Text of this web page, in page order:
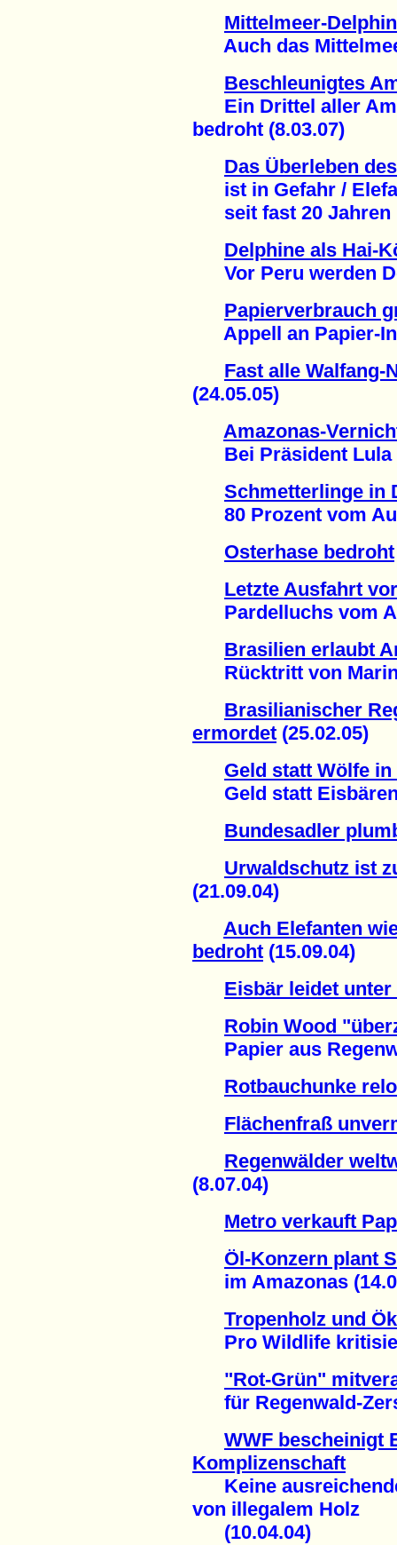
Mittelmeer-
Auch das
Beschleunigtes
Ein Drittel aller
bedroht (8.03.07)
Das Überleben
ist in Gefahr /
seit fast 20 Jahren
Delphine als Hai-
Vor Peru werden
Papierverbrauch
Appell an Papier-
Fast alle Walfang-
(24.05.05)
Amazonas-
Bei Präsident Lula
Schmetterlinge in
80 Prozent vom
Osterhase bedroht
Letzte Ausfahrt
Pardelluchs vom
Brasilien erlaubt
Rücktritt von
Brasilianischer
ermordet (25.02.05)
Geld statt Wölfe
Geld statt Eisbären
Bundesadler
Urwaldschutz ist
(21.09.04)
Auch Elefanten
bedroht (15.09.04)
Eisbär leidet
Robin Wood
Papier aus
Rotbauchunke
Flächenfraß
Regenwälder
(8.07.04)
Metro verkauft
Öl-Konzern plant
im Amazonas
Tropenholz und
Pro Wildlife
"Rot-Grün"
für Regenwald-
WWF bescheinigt
Komplizenschaft
Keine
von illegalem Holz
(10.04.04)